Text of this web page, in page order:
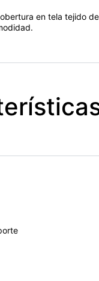
en tela tejido